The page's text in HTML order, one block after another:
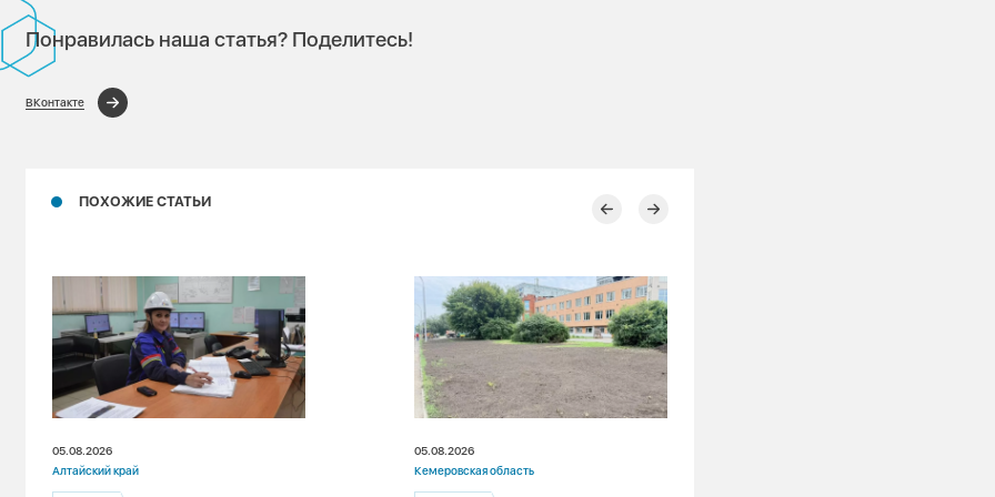
Понравилась наша статья? Поделитесь!
ВКонтакте
ПОХОЖИЕ СТАТЬИ
05.08.2026
Алтайский край
05.08.2026
Кемеровская область